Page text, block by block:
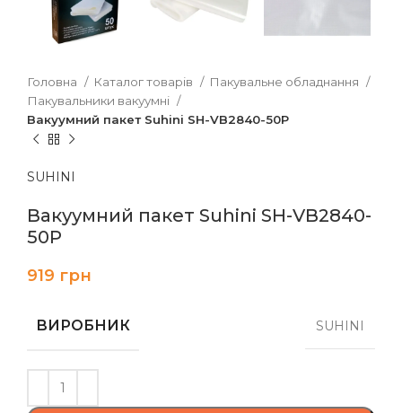
Головна Каталог товарів
Пакувальне обладнання
Пакувальники вакуумні
Вакуумний пакет Suhini SH-VB2840-50P
SUHINI
Вакуумний пакет Suhini SH-VB2840-
50P
919 грн
ВИРОБНИК SUHINI